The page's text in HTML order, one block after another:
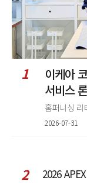
1
이케아
서비스
2026-07-31
2